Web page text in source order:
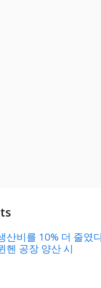
산비를 10% 더 줄였
헨 공장 양산 시